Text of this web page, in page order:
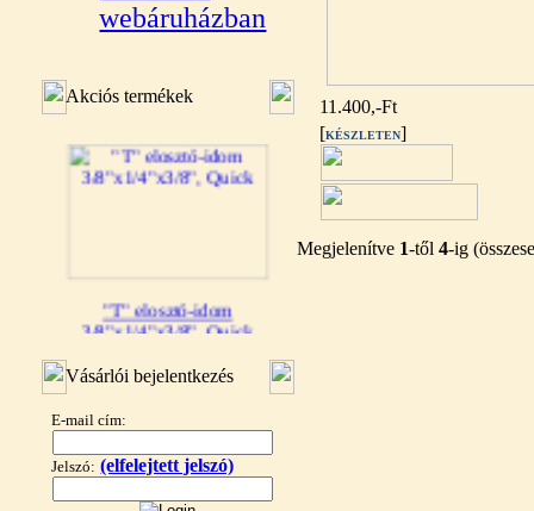
webáruházban
Akciós termékek
"T" elosztó-idom
3/8"x1/4"x3/8", Quick
360,-Ft
320,-Ft
Vásárlói bejelentkezés
E-mail cím:
Jelszó: (elfelejtett jelszó)
11.400,-Ft
[KÉSZLETEN]
Megjelenítve 1-től4-ig